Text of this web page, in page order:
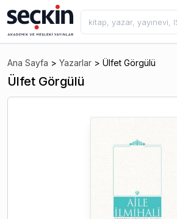
Ana Sayfa > Yazarlar > Ülfet Görgülü
Ülfet Görgülü